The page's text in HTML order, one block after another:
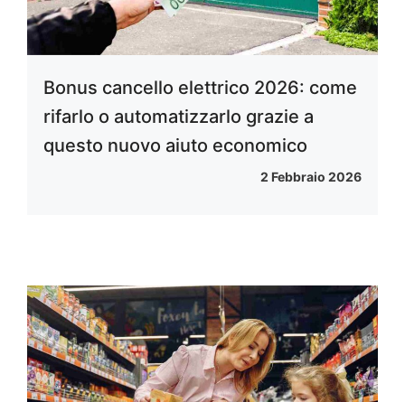
Bonus cancello elettrico 2026: come
rifarlo o automatizzarlo grazie a
questo nuovo aiuto economico
2 Febbraio 2026